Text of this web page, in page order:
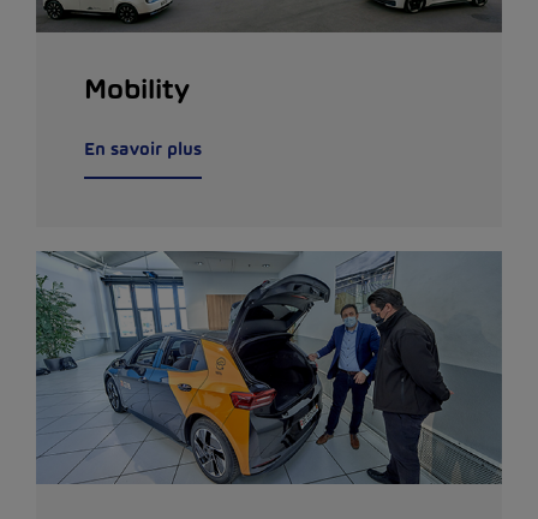
Mobility
En savoir plus